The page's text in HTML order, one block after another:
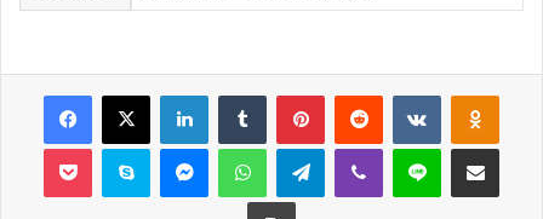
Facebook
X LinkedInTumblr PinterestReddit VKontakte
Pocket Skype MessengerWhatsAppTelegramViber Line E-Posta ile
Yazdır